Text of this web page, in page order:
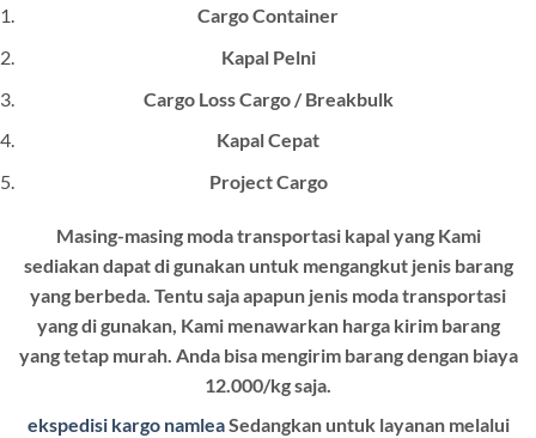
Cargo Container
Kapal Pelni
Cargo Loss Cargo / Breakbulk
Kapal Cepat
Project Cargo
Masing-masing moda transportasi kapal yang Kami
sediakan dapat di gunakan untuk mengangkut jenis barang
yang berbeda. Tentu saja apapun jenis moda transportasi
yang di gunakan, Kami menawarkan harga kirim barang
yang tetap murah. Anda bisa mengirim barang dengan biaya
12.000/kg saja.
ekspedisi kargo namleaSedangkan untuk layanan melalui